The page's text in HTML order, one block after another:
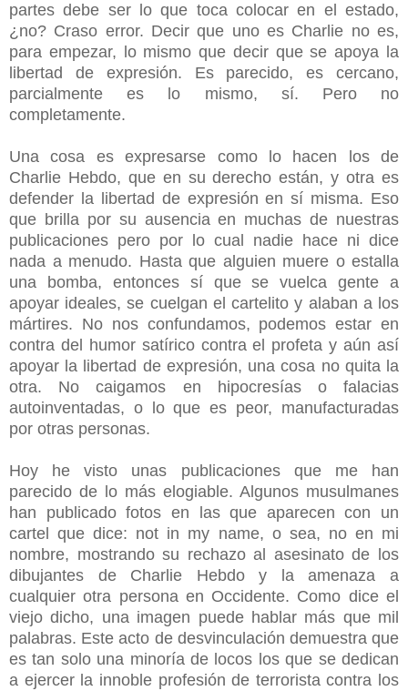
partes debe ser lo que toca colocar en el estado,
¿no? Craso error. Decir que uno es Charlie no es,
para empezar, lo mismo que decir que se apoya la
libertad de expresión. Es parecido, es cercano,
parcialmente es lo mismo, sí. Pero no
completamente.
Una cosa es expresarse como lo hacen los de
Charlie Hebdo, que en su derecho están, y otra es
defender la libertad de expresión en sí misma. Eso
que brilla por su ausencia en muchas de nuestras
publicaciones pero por lo cual nadie hace ni dice
nada a menudo. Hasta que alguien muere o estalla
una bomba, entonces sí que se vuelca gente a
apoyar ideales, se cuelgan el cartelito y alaban a los
mártires. No nos confundamos, podemos estar en
contra del humor satírico contra el profeta y aún así
apoyar la libertad de expresión, una cosa no quita la
otra. No caigamos en hipocresías o falacias
autoinventadas, o lo que es peor, manufacturadas
por otras personas.
Hoy he visto unas publicaciones que me han
parecido de lo más elogiable. Algunos musulmanes
han publicado fotos en las que aparecen con un
cartel que dice: not in my name, o sea, no en mi
nombre, mostrando su rechazo al asesinato de los
dibujantes de Charlie Hebdo y la amenaza a
cualquier otra persona en Occidente. Como dice el
viejo dicho, una imagen puede hablar más que mil
palabras. Este acto de desvinculación demuestra que
es tan solo una minoría de locos los que se dedican
a ejercer la innoble profesión de terrorista contra los